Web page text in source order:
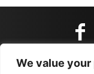
We value